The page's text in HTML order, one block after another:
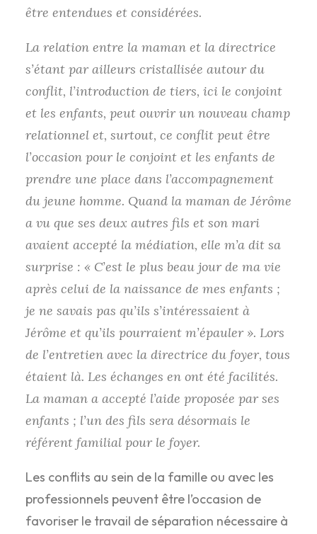
être entendues et considérées.
La relation entre la maman et la directrice
s’étant par ailleurs cristallisée autour du
conflit, l’introduction de tiers, ici le conjoint
et les enfants, peut ouvrir un nouveau champ
relationnel et, surtout, ce conflit peut être
l’occasion pour le conjoint et les enfants de
prendre une place dans l’accompagnement
du jeune homme. Quand la maman de Jérôme
a vu que ses deux autres fils et son mari
avaient accepté la médiation, elle m’a dit sa
surprise : « C’est le plus beau jour de ma vie
après celui de la naissance de mes enfants ;
je ne savais pas qu’ils s’intéressaient à
Jérôme et qu’ils pourraient m’épauler ». Lors
de l’entretien avec la directrice du foyer, tous
étaient là. Les échanges en ont été facilités.
La maman a accepté l’aide proposée par ses
enfants ; l’un des fils sera désormais le
référent familial pour le foyer.
Les conflits au sein de la famille ou avec les
professionnels peuvent être l’occasion de
favoriser le travail de séparation nécessaire à